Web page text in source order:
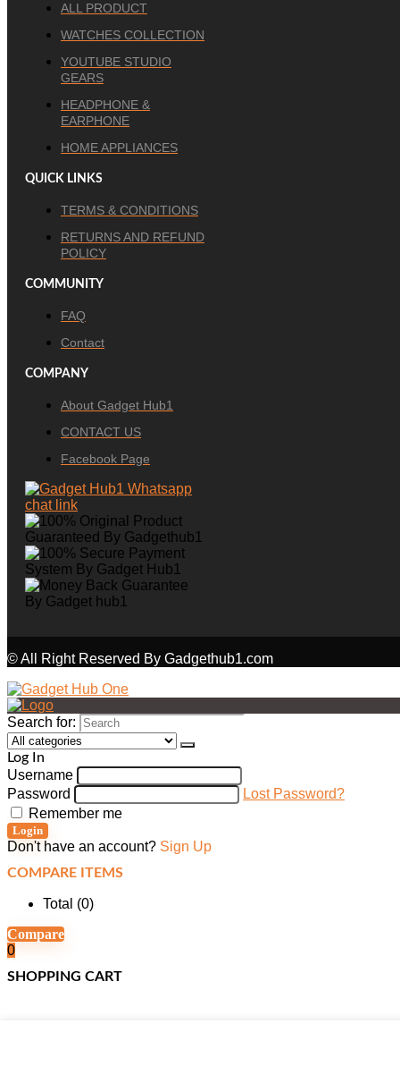
ALL PRODUCT
WATCHES COLLECTION
YOUTUBE STUDIO
GEARS
HEADPHONE &
EARPHONE
HOME APPLIANCES
QUICK LINKS
TERMS & CONDITIONS
RETURNS AND REFUND
POLICY
COMMUNITY
FAQ
Contact
COMPANY
About Gadget Hub1
CONTACT US
Facebook Page
© All Right Reserved By Gadgethub1.com
Search for:
Log In
Username
Password
Lost Password?
Remember me
Login
Don't have an account? Sign Up
COMPARE ITEMS
Total (0)
Compare
0
SHOPPING CART